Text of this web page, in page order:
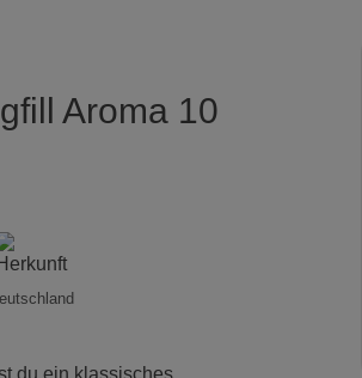
Aroma 10
du ein klassisches